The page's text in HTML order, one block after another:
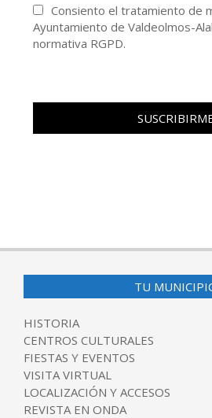
Consiento el tratamiento de
Ayuntamiento de Valdeolmos-
normativa RGPD.
TU
HISTORIA
CENTROS CULTURALES
FIESTAS Y EVENTOS
VISITA VIRTUAL
LOCALIZACIÓN Y ACCESOS
REVISTA EN ONDA